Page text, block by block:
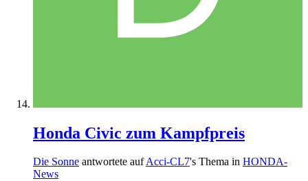
Honda Civic zum Kampfpreis
Die Sonne antwortete aufAcci-CL7's Thema in HONDA-
News